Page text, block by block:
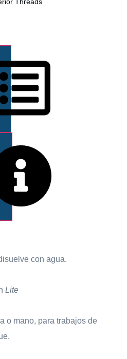
con agua.
Lite
o mano, para trabajos de